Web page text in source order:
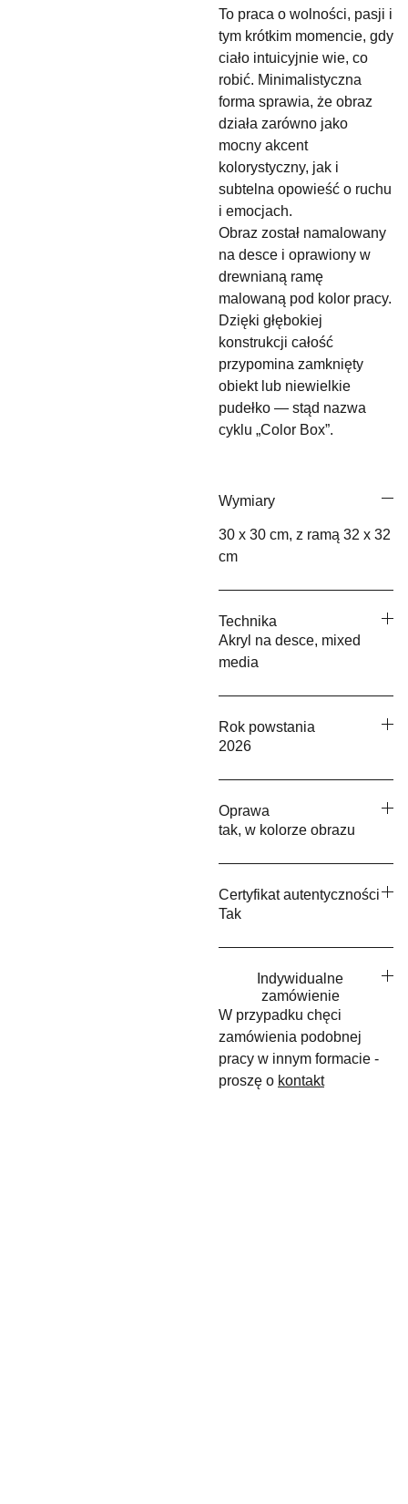
To praca o wolności, pasji i
tym krótkim momencie, gdy
ciało intuicyjnie wie, co
robić. Minimalistyczna
forma sprawia, że obraz
działa zarówno jako
mocny akcent
kolorystyczny, jak i
subtelna opowieść o ruchu
i emocjach.
Obraz został namalowany
na desce i oprawiony w
drewnianą ramę
malowaną pod kolor pracy.
Dzięki głębokiej
konstrukcji całość
przypomina zamknięty
obiekt lub niewielkie
pudełko — stąd nazwa
cyklu „Color Box”.
Wymiary
30 x 30 cm, z ramą 32 x 32
cm
Technika
Akryl na desce, mixed
media
Rok powstania
2026
Oprawa
tak, w kolorze obrazu
Certyfikat autentyczności
Tak
Indywidualne
zamówienie
W przypadku chęci
zamówienia podobnej
pracy w innym formacie -
proszę o kontakt